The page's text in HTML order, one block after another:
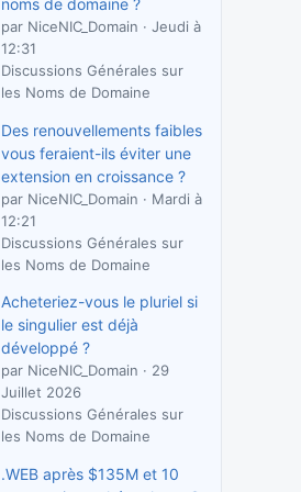
noms de domaine ?
par NiceNIC_Domain
Jeudi à
12:31
Discussions Générales sur
les Noms de Domaine
Des renouvellements faibles
vous feraient-ils éviter une
extension en croissance ?
par NiceNIC_Domain
Mardi à
12:21
Discussions Générales sur
les Noms de Domaine
Acheteriez-vous le pluriel si
le singulier est déjà
développé ?
par NiceNIC_Domain
29
Juillet 2026
Discussions Générales sur
les Noms de Domaine
.WEB après $135M et 10